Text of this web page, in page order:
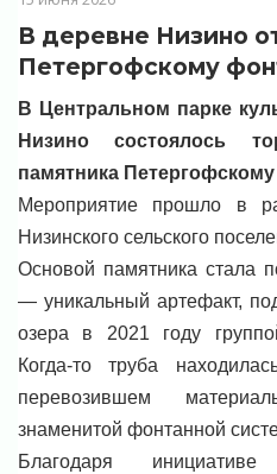
В деревне Низино
Петергофскому
В Центральном парке
Низино состоялось
памятника
Мероприятие прошло в
Низинского сельского
Основой памятника стала
— уникальный артефакт,
озера в 2021 году
Когда-то труба
перевозившем
знаменитой фонтанной
Благодаря